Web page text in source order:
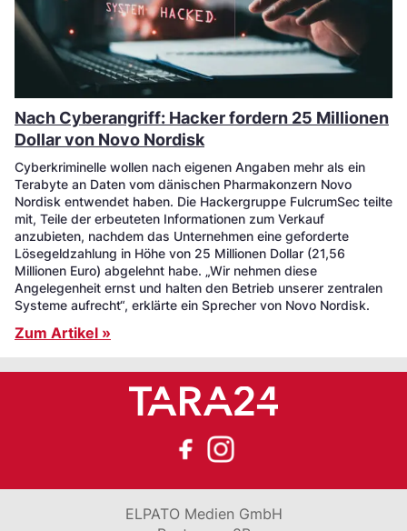
Nach Cyberangriff: Hacker fordern 25 Millionen
Dollar von Novo Nordisk
Cyberkriminelle wollen nach eigenen Angaben mehr als ein
Terabyte an Daten vom dänischen Pharmakonzern Novo
Nordisk entwendet haben. Die Hackergruppe FulcrumSec teilte
mit, Teile der erbeuteten Informationen zum Verkauf
anzubieten, nachdem das Unternehmen eine geforderte
Lösegeldzahlung in Höhe von 25 Millionen Dollar (21,56
Millionen Euro) abgelehnt habe. „Wir nehmen diese
Angelegenheit ernst und halten den Betrieb unserer zentralen
Systeme aufrecht“, erklärte ein Sprecher von Novo Nordisk.
Zum Artikel »
ELPATO Medien GmbH